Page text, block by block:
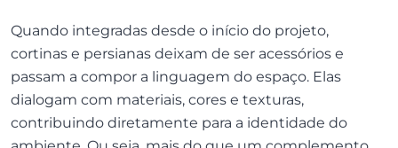
Quando integradas desde o início do projeto,
cortinas e persianas deixam de ser acessórios e
passam a compor a linguagem do espaço. Elas
dialogam com materiais, cores e texturas,
contribuindo diretamente para a identidade do